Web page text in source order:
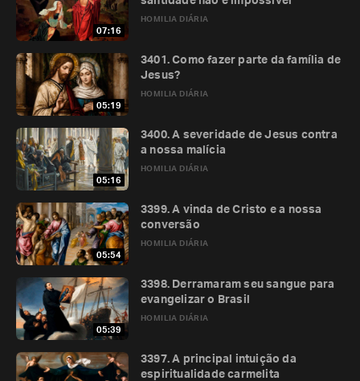
07:16
HOMILIA DIÁRIA
05:19
HOMILIA DIÁRIA
3401. Como fazer parte da família de
Jesus?
05:16
HOMILIA DIÁRIA
3400. A severidade de Jesus contra
a nossa malícia
05:54
HOMILIA DIÁRIA
3399. A vinda de Cristo e a nossa
conversão
05:39
HOMILIA DIÁRIA
3398. Derramaram seu sangue para
evangelizar o Brasil
3397. A principal intuição da
espiritualidade carmelita